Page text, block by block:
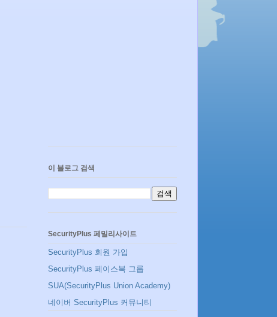
이 블로그 검색
SecurityPlus 페밀리사이트
SecurityPlus 회원 가입
SecurityPlus 페이스북 그룹
SUA(SecurityPlus Union Academy)
네이버 SecurityPlus 커뮤니티